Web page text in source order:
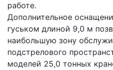
работе.
Дополнительное
гуськом длиной 9,0 м
наибольшую зону
подстрелового
моделей 25,0 тонных